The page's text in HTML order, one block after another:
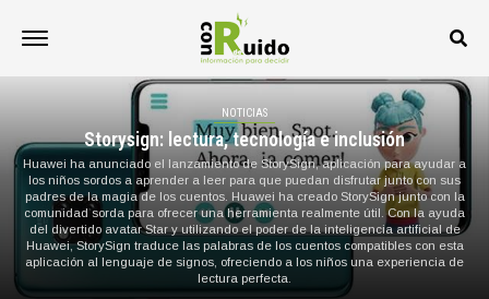
NOTICIAS
Storysign: lectura, tecnología e inclusión
Huawei ha anunciado el lanzamiento de StorySign, aplicación para ayudar a
los niños sordos a aprender a leer para que puedan disfrutar junto con sus
padres de la magia de los cuentos. Huawei ha creado StorySign junto con la
comunidad sorda para ofrecer una herramienta realmente útil. Con la ayuda
del divertido avatar Star y utilizando el poder de la inteligencia artificial de
Huawei, StorySign traduce las palabras de los cuentos compatibles con esta
aplicación al lenguaje de signos, ofreciendo a los niños una experiencia de
lectura perfecta.